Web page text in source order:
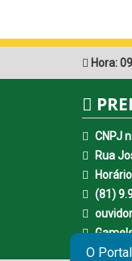
Hora:
CNPJ
Rua
(81)
O